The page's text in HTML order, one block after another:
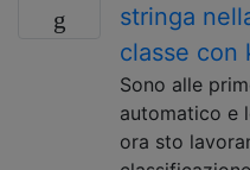
stringa
classe con
Sono alle
automatico e
ora sto